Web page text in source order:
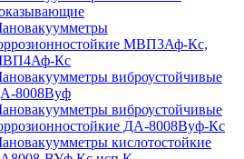
МВП3Аф-Кс,
Кс
виброустойчивые
8008Вуф
виброустойчивые
ДА-8008Вуф-Кс
кислотостойкие